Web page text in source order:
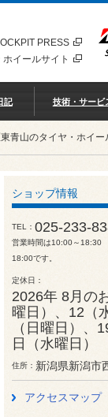
PRESS
イールサイト
記 技術・サービ
青山のタイヤ・ホイー
ショップ情報
TEL 025-233-
営業時間は10:00～18:30
18:00です。
定休日
2026年 8月の
曜日）、12（
（日曜日）、
日（水曜日）
住所 新潟県新潟市
アクセスマップ